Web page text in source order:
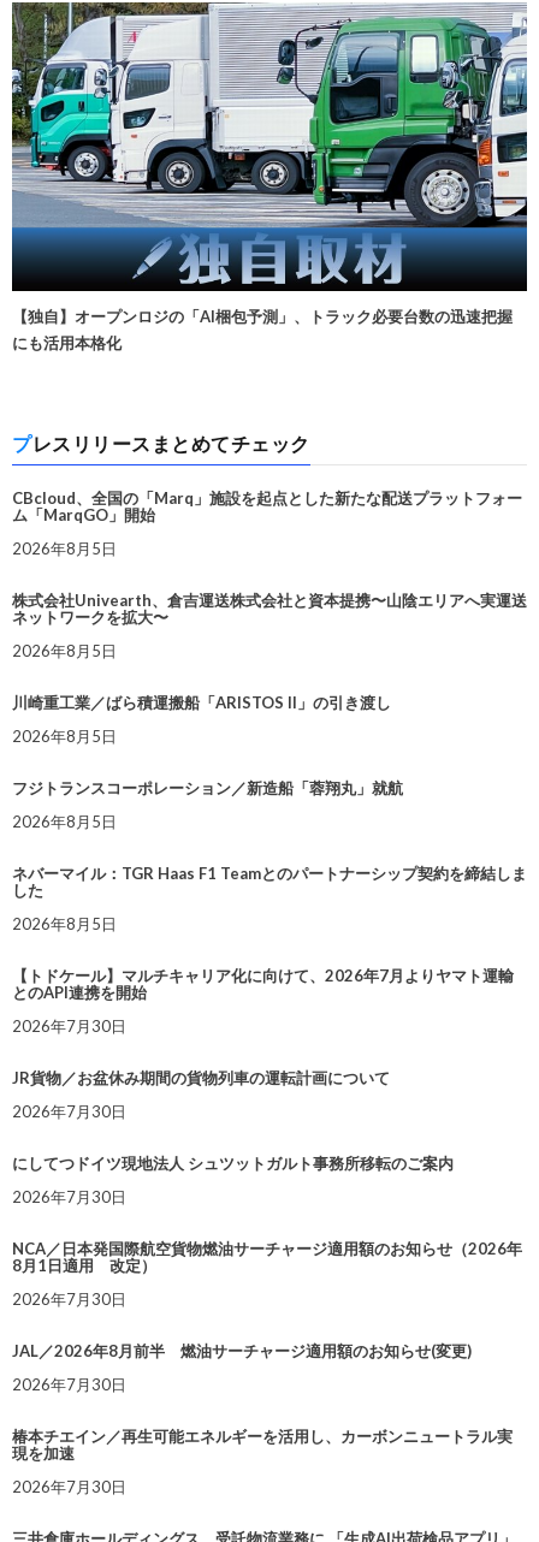
【独自】オープンロジの「AI梱包予測」、トラック必要台数の迅速把握
にも活用本格化
プレスリリースまとめてチェック
CBcloud、全国の「Marq」施設を起点とした新たな配送プラットフォー
ム「MarqGO」開始
2026年8月5日
株式会社Univearth、倉吉運送株式会社と資本提携〜山陰エリアへ実運送
ネットワークを拡大〜
2026年8月5日
川崎重工業／ばら積運搬船「ARISTOS II」の引き渡し
2026年8月5日
フジトランスコーポレーション／新造船「蓉翔丸」就航
2026年8月5日
ネバーマイル：TGR Haas F1 Teamとのパートナーシップ契約を締結しま
した
2026年8月5日
【トドケール】マルチキャリア化に向けて、2026年7月よりヤマト運輸
とのAPI連携を開始
2026年7月30日
JR貨物／お盆休み期間の貨物列車の運転計画について
2026年7月30日
にしてつドイツ現地法人 シュツットガルト事務所移転のご案内
2026年7月30日
NCA／日本発国際航空貨物燃油サーチャージ適用額のお知らせ（2026年
8月1日適用 改定）
2026年7月30日
JAL／2026年8月前半 燃油サーチャージ適用額のお知らせ(変更)
2026年7月30日
椿本チエイン／再生可能エネルギーを活用し、カーボンニュートラル実
現を加速
2026年7月30日